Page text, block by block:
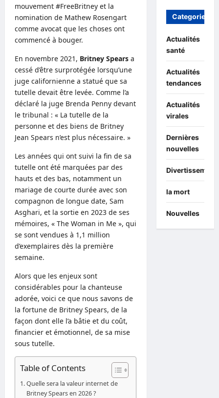
mouvement #FreeBritney et la
nomination de Mathew Rosengart
comme avocat que les choses ont
commencé à bouger.
En novembre 2021, Britney Spears a
cessé d’être surprotégée lorsqu’une
juge californienne a statué que sa
tutelle devait être levée. Comme l’a
déclaré la juge Brenda Penny devant
le tribunal : « La tutelle de la
personne et des biens de Britney
Jean Spears n’est plus nécessaire. »
Les années qui ont suivi la fin de sa
tutelle ont été marquées par des
hauts et des bas, notamment un
mariage de courte durée avec son
compagnon de longue date, Sam
Asghari, et la sortie en 2023 de ses
mémoires, « The Woman in Me », qui
se sont vendues à 1,1 million
d’exemplaires dès la première
semaine.
Alors que les enjeux sont
considérables pour la chanteuse
adorée, voici ce que nous savons de
la fortune de Britney Spears, de la
façon dont elle l’a bâtie et du coût,
financier et émotionnel, de sa mise
sous tutelle.
Table of Contents
Quelle sera la valeur internet de
Britney Spears en 2026 ?
Categories
Actualités
santé
Actualités
tendances
Actualités
virales
Dernières
nouvelles
Divertissement
la mort
Nouvelles